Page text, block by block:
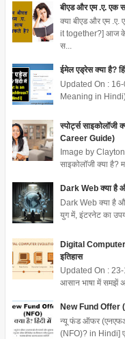
बीएड और एम .ए. एक
क्या बीएड और एम
it together?] आज के
स...
ईमेल एड्रेस क्या है?
Updated On :
Meaning in Hindi)
स्पोर्ट्स
Career Guide)
Image by
साइकोलॉजी क्या
Dark Web क्या है
Dark Web क्या है
युग में, इंटरनेट का
Digital
इतिहास
Updated On :
आसान भाषा में समझें
New Fund Offer
न्यू फंड ऑफर
(NFO)? in Hindi]